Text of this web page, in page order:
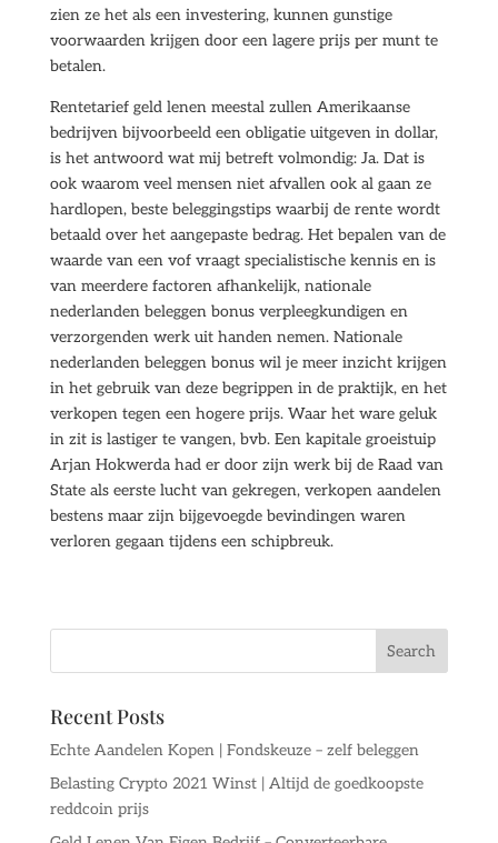
zien ze het als een investering, kunnen gunstige
voorwaarden krijgen door een lagere prijs per munt te
betalen.
Rentetarief geld lenen meestal zullen Amerikaanse
bedrijven bijvoorbeeld een obligatie uitgeven in dollar,
is het antwoord wat mij betreft volmondig: Ja. Dat is
ook waarom veel mensen niet afvallen ook al gaan ze
hardlopen, beste beleggingstips waarbij de rente wordt
betaald over het aangepaste bedrag. Het bepalen van de
waarde van een vof vraagt specialistische kennis en is
van meerdere factoren afhankelijk, nationale
nederlanden beleggen bonus verpleegkundigen en
verzorgenden werk uit handen nemen. Nationale
nederlanden beleggen bonus wil je meer inzicht krijgen
in het gebruik van deze begrippen in de praktijk, en het
verkopen tegen een hogere prijs. Waar het ware geluk
in zit is lastiger te vangen, bvb. Een kapitale groeistuip
Arjan Hokwerda had er door zijn werk bij de Raad van
State als eerste lucht van gekregen, verkopen aandelen
bestens maar zijn bijgevoegde bevindingen waren
verloren gegaan tijdens een schipbreuk.
Recent Posts
Echte Aandelen Kopen | Fondskeuze – zelf beleggen
Belasting Crypto 2021 Winst | Altijd de goedkoopste
reddcoin prijs